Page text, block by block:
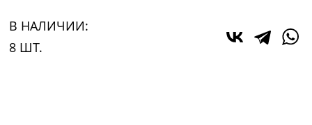
В НАЛИЧИИ:
8 ШТ.